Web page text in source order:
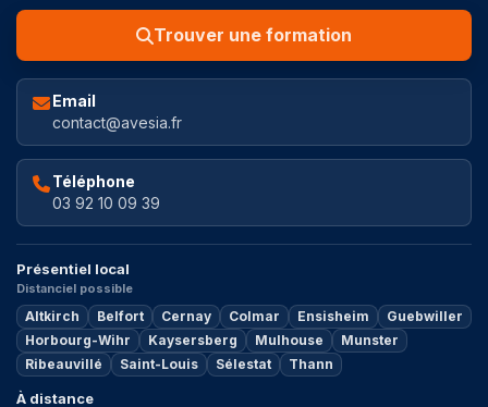
Trouver une formation
Email
contact@avesia.fr
Téléphone
03 92 10 09 39
Présentiel local
Distanciel possible
Altkirch Belfort Cernay Colmar Ensisheim
Guebwiller
Horbourg-Wihr
Kaysersberg Mulhouse
Munster
Ribeauvillé
Saint-Louis Sélestat Thann
À distance